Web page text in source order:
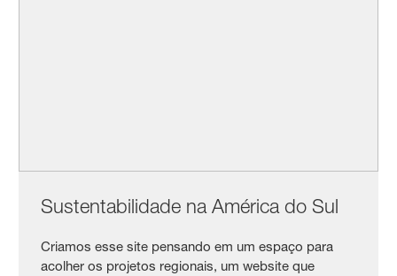
Sustentabilidade na América do Sul
Criamos esse site pensando em um espaço para
acolher os projetos regionais, um website que